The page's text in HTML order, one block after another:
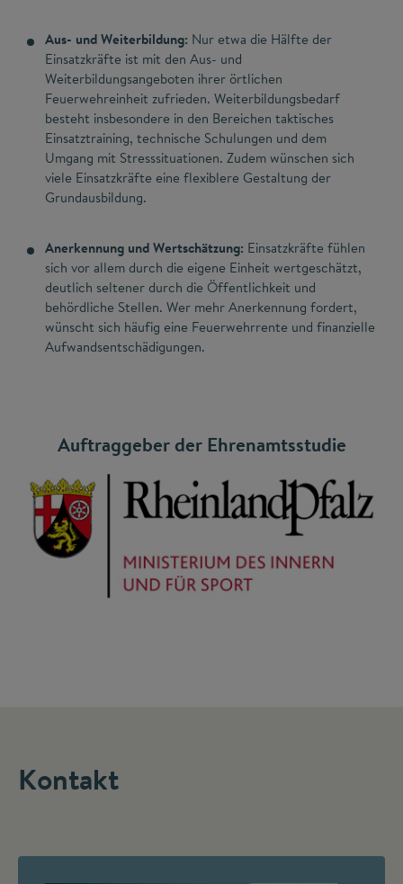
Aus- und Weiterbildung: Nur etwa die Hälfte der
Einsatzkräfte ist mit den Aus- und
Weiterbildungsangeboten ihrer örtlichen
Feuerwehreinheit zufrieden. Weiterbildungsbedarf
besteht insbesondere in den Bereichen taktisches
Einsatztraining, technische Schulungen und dem
Umgang mit Stresssituationen. Zudem wünschen sich
viele Einsatzkräfte eine flexiblere Gestaltung der
Grundausbildung.
Anerkennung und Wertschätzung: Einsatzkräfte fühlen
sich vor allem durch die eigene Einheit wertgeschätzt,
deutlich seltener durch die Öffentlichkeit und
behördliche Stellen. Wer mehr Anerkennung fordert,
wünscht sich häufig eine Feuerwehrrente und finanzielle
Aufwandsentschädigungen.
Auftraggeber der Ehrenamtsstudie
Kontakt